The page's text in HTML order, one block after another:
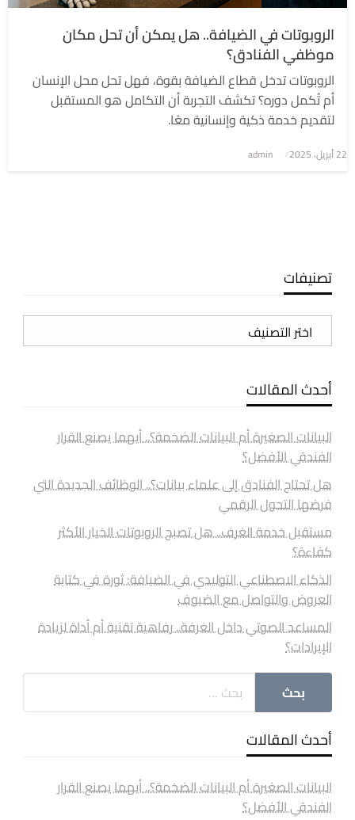
الروبوتات في الضيافة.. هل يمكن أن تحل مكان
موظفي الفنادق؟
الروبوتات تدخل قطاع الضيافة بقوة، فهل تحل محل الإنسان
أم تُكمل دوره؟ تكشف التجربة أن التكامل هو المستقبل
لتقديم خدمة ذكية وإنسانية معًا.
نُشر
22 أبريل، 2025 admin
تصنيفات
تصنيفات
أحدث المقالات
البيانات الصغيرة أم البيانات الضخمة؟.. أيهما يصنع القرار
الفندقي الأفضل؟
هل تحتاج الفنادق إلى علماء بيانات؟.. الوظائف الجديدة التي
فرضها التحول الرقمي
مستقبل خدمة الغرف.. هل تصبح الروبوتات الخيار الأكثر
كفاءة؟
الذكاء الاصطناعي التوليدي في الضيافة: ثورة في كتابة
العروض والتواصل مع الضيوف
المساعد الصوتي داخل الغرفة.. رفاهية تقنية أم أداة لزيادة
الإيرادات؟
أحدث المقالات
البيانات الصغيرة أم البيانات الضخمة؟.. أيهما يصنع القرار
الفندقي الأفضل؟